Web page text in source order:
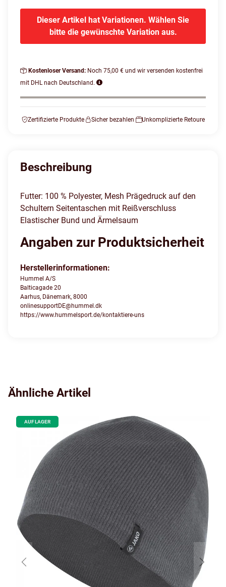
Dieser Artikel hat Variationen. Wählen Sie
bitte die gewünschte Variation aus.
Kostenloser Versand: Noch 75,00 € und wir versenden kostenfrei
mit DHL nach Deutschland.
Zertifizierte Produkte Sicher bezahlen Unkomplizierte Retoure
Beschreibung
Futter: 100 % Polyester, Mesh Prägedruck auf den
Schultern Seitentaschen mit Reißverschluss
Elastischer Bund und Ärmelsaum
Angaben zur Produktsicherheit
Herstellerinformationen:
Hummel A/S
Balticagade 20
Aarhus, Dänemark, 8000
onlinesupportDE@hummel.dk
https://www.hummelsport.de/kontaktiere-uns
Ähnliche Artikel
AUF LAGER